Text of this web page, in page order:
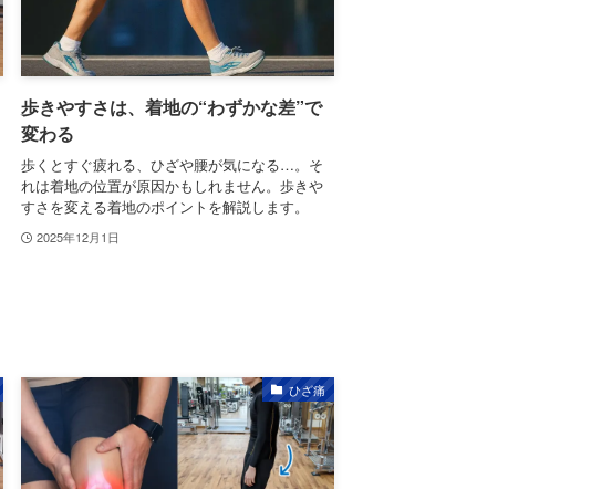
歩きやすさは、着地の“わずかな差”で
変わる
歩くとすぐ疲れる、ひざや腰が気になる…。そ
れは着地の位置が原因かもしれません。歩きや
すさを変える着地のポイントを解説します。
2025年12月1日
ひざ痛